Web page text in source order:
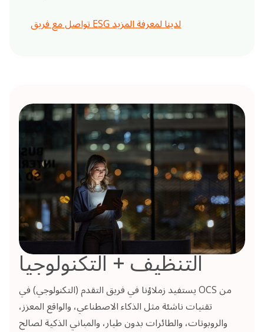
تواصل مع فريق ESG لدينا لمعرفة المزيد
التنظيف + التكنولوجيا
يستفيد زملاؤنا في فريق التقدم (التكنولوجي) في OCS من
تقنيات ناشئة مثل الذكاء الاصطناعي، والواقع المعزز،
والروبوتات، والطائرات بدون طيار، والمباني الذكية لصالح